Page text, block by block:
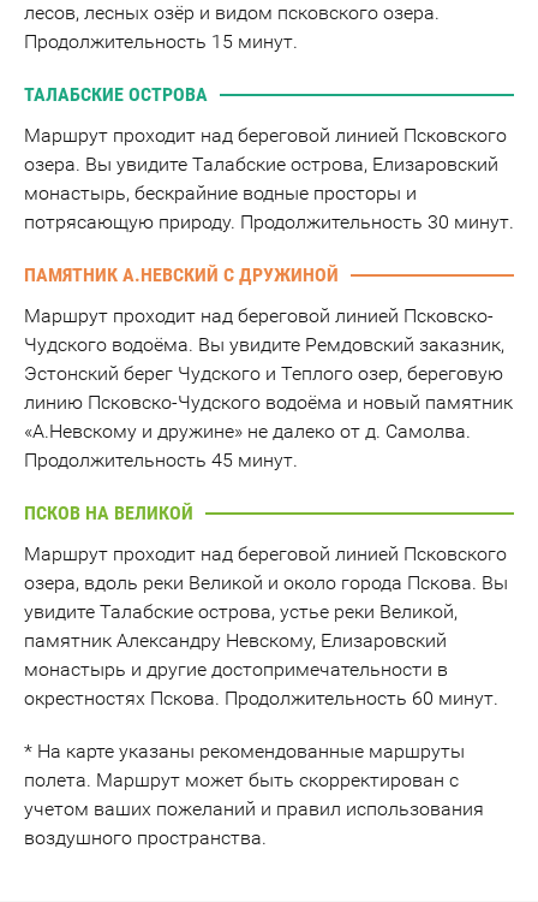
лесов, лесных озёр и видом псковского озера.
Продолжительность 15 минут.
ТАЛАБСКИЕ ОСТРОВА
Маршрут проходит над береговой линией Псковского
озера. Вы увидите Талабские острова, Елизаровский
монастырь, бескрайние водные просторы и
потрясающую природу. Продолжительность 30 минут.
ПАМЯТНИК А.НЕВСКИЙ С ДРУЖИНОЙ
Маршрут проходит над береговой линией Псковско-
Чудского водоёма. Вы увидите Ремдовский заказник,
Эстонский берег Чудского и Теплого озер, береговую
линию Псковско-Чудского водоёма и новый памятник
«А.Невскому и дружине» не далеко от д. Самолва.
Продолжительность 45 минут.
ПСКОВ НА ВЕЛИКОЙ
Маршрут проходит над береговой линией Псковского
озера, вдоль реки Великой и около города Пскова. Вы
увидите Талабские острова, устье реки Великой,
памятник Александру Невскому, Елизаровский
монастырь и другие достопримечательности в
окрестностях Пскова. Продолжительность 60 минут.
* На карте указаны рекомендованные маршруты
полета. Маршрут может быть скорректирован с
учетом ваших пожеланий и правил использования
воздушного пространства.